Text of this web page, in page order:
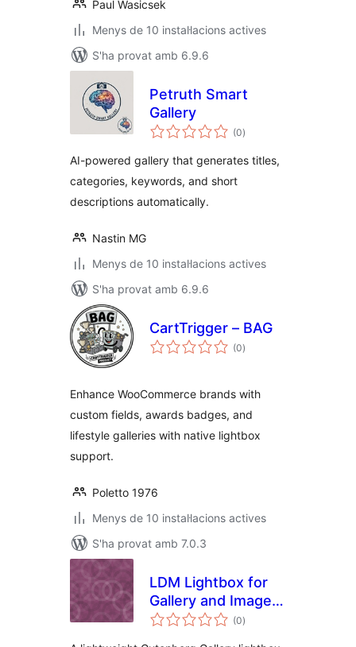
Paul Wasicsek
Menys de 10 instal·lacions actives
S'ha provat amb 6.9.6
Petruth Smart
Gallery
(0puntuacions
totals
)
AI-powered gallery that generates titles,
categories, keywords, and short
descriptions automatically.
Nastin MG
Menys de 10 instal·lacions actives
S'ha provat amb 6.9.6
CartTrigger – BAG
(0puntuacions
totals
)
Enhance WooCommerce brands with
custom fields, awards badges, and
lifestyle galleries with native lightbox
support.
Poletto 1976
Menys de 10 instal·lacions actives
S'ha provat amb 7.0.3
LDM Lightbox for
Gallery and Image
Blocks
(0puntuacions
totals
)